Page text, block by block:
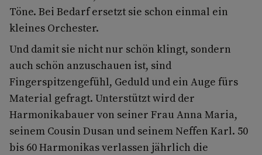
Töne. Bei Bedarf ersetzt sie schon einmal ein
kleines Orchester.
Und damit sie nicht nur schön klingt, sondern
auch schön anzuschauen ist, sind
Fingerspitzengefühl, Geduld und ein Auge fürs
Material gefragt. Unterstützt wird der
Harmonikabauer von seiner Frau Anna Maria,
seinem Cousin Dusan und seinem Neffen Karl. 50
bis 60 Harmonikas verlassen jährlich die